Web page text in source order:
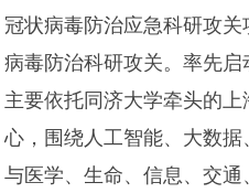
冠状病毒防治应急科研攻
病毒防治科研攻关。率先
主要依托同济大学牵头的
心，围绕人工智能、大数据
与医学、生命、信息、交